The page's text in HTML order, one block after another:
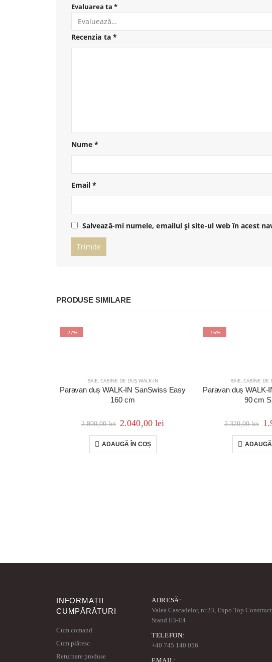
Evaluarea ta *
Recenzia ta *
Nume*
Email*
Salvează-mi numele, emailul și site-ul web în acest
PRODUSE SIMILARE
-27%
BAIE CABINE DE DUȘ WALK-IN
Paravan duș WALK-IN SanSwiss Easy
160 cm
2.800,00lei 2.040,00 lei
ADAUGĂ ÎN COȘ
-15%
BAIE CABINE DE
Paravan duș WALK-
90 cm
2.320,00lei
INFORMAȚII
CUMPĂRĂTURI
Cum comand
Cum plătesc
Returnare produse
ADRESĂ:
Valea Cascadelor, nr.23, Expo Top Construct,
Stand E3-E4
TELEFON:
+40 745 140 056
EMAIL: